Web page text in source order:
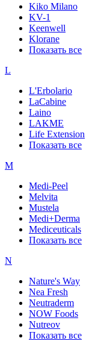
Kiko Milano
KV-1
Keenwell
Klorane
Показать все
L
L'Erbolario
LaCabine
Laino
LAKME
Life Extension
Показать все
M
Medi-Peel
Melvita
Mustela
Medi+Derma
Mediceuticals
Показать все
N
Nature's Way
Nea Fresh
Neutraderm
NOW Foods
Nutreov
Показать все